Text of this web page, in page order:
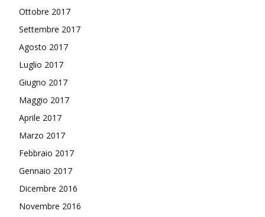
Ottobre 2017
Settembre 2017
Agosto 2017
Luglio 2017
Giugno 2017
Maggio 2017
Aprile 2017
Marzo 2017
Febbraio 2017
Gennaio 2017
Dicembre 2016
Novembre 2016